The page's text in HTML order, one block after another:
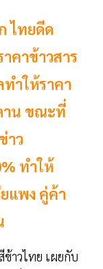
ไทยดีด
คาข้าวสาร
ำให้ราคา
าน ขณะที่
าว
ทำให้
แพง คู่ค้า
ข้าวไทย เผยกับ